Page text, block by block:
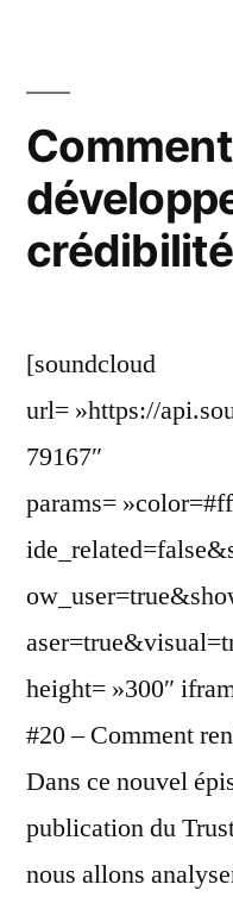
[soundcloud
url= »https://
79167″
params=
height= »300″
#20 – Comment
Dans ce nouvel
publication du
nous allons